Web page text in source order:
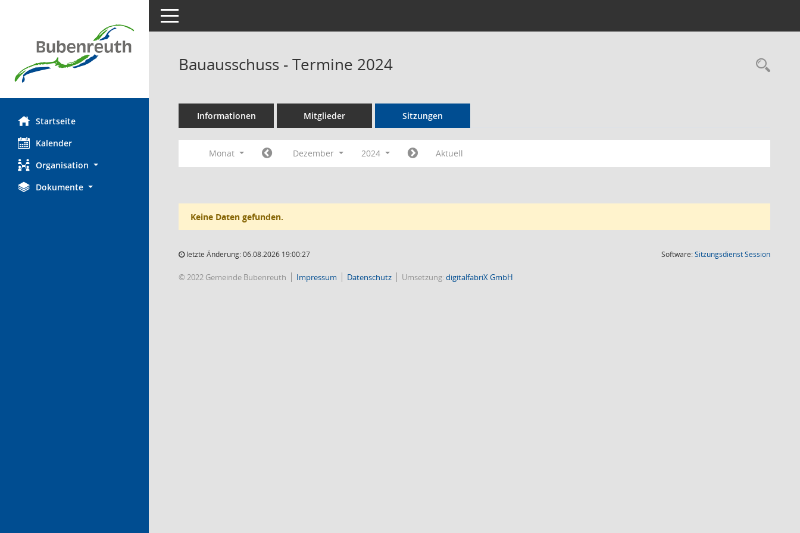
Startseite
Kalender
Organisation
Dokumente
Toggle navigation
Bauausschuss - Termine 2024
Informationen Mitglieder Sitzungen
Monat Dezember 2024 Aktuell
Keine Daten gefunden.
letzte Änderung: 06.08.2026 19:00:27 Software:SitzungsdienstSession(Wird in
© 2022 Gemeinde Bubenreuth Impressum Datenschutz Umsetzung:digitalfabriX GmbH